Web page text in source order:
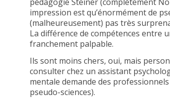
impression est qu’énormément de
(malheureusement) pas très
La différence de compétences entre
franchement palpable.
Ils sont moins chers, oui, mais
consulter chez un assistant
mentale demande des
pseudo-sciences).